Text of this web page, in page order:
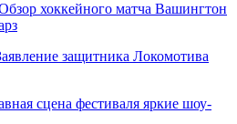
хоккейного матча Вашингтон
защитника Локомотива
сцена фестиваля яркие шоу-